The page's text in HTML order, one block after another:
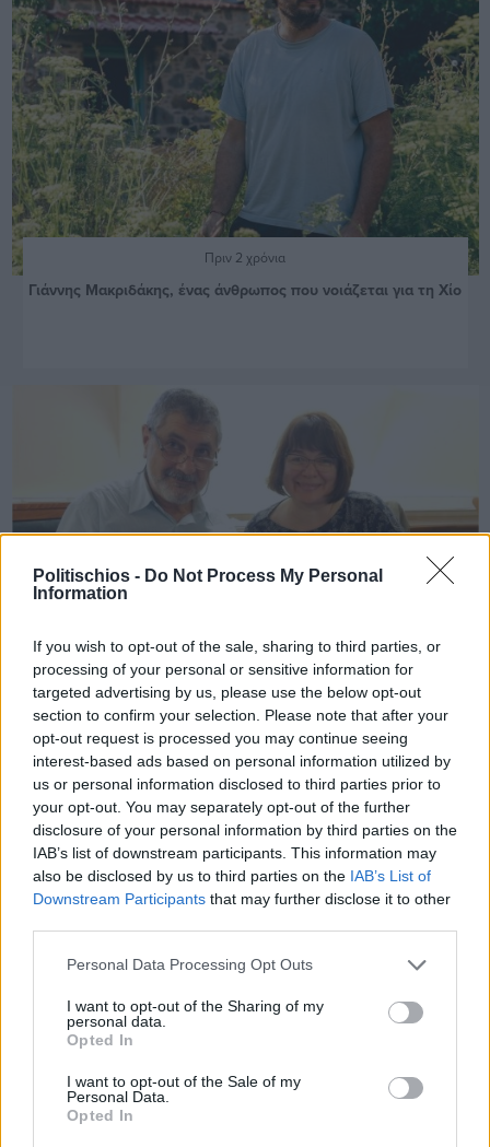
Politischios - Do Not Process My Personal
Information
If you wish to opt-out of the sale, sharing to third parties, or
processing of your personal or sensitive information for
targeted advertising by us, please use the below opt-out
section to confirm your selection. Please note that after your
opt-out request is processed you may continue seeing
interest-based ads based on personal information utilized by
us or personal information disclosed to third parties prior to
your opt-out. You may separately opt-out of the further
disclosure of your personal information by third parties on the
IAB’s list of downstream participants. This information may
also be disclosed by us to third parties on the IAB’s List of
Downstream Participants that may further disclose it to other
Personal Data Processing Opt Outs
I want to opt-out of the Sharing of my
personal data.
Opted In
I want to opt-out of the Sale of my
Personal Data.
Opted In
Πριν 2 χρόνια
Γιάννης Μακριδάκης, ένας άνθρωπος που νοιάζεται για τη Χίο
Πριν 3 χρόνια
Η σημαντική προσφορά του καθηγητή και συντηρητή
Κωνσταντίνου Χούλη στην Βιβλιοθήκη του Βατικανού